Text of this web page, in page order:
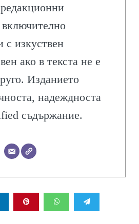
с изкуствен
ако в текста не е
Изданието
надеждноста
съдържание.